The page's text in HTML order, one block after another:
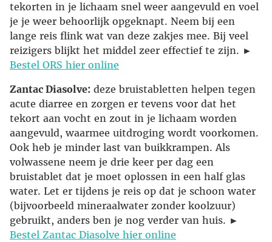
tekorten in je lichaam snel weer aangevuld en voel
je je weer behoorlijk opgeknapt. Neem bij een
lange reis flink wat van deze zakjes mee. Bij veel
reizigers blijkt het middel zeer effectief te zijn. ►
Bestel ORS hier online
Zantac Diasolve: deze bruistabletten helpen tegen
acute diarree en zorgen er tevens voor dat het
tekort aan vocht en zout in je lichaam worden
aangevuld, waarmee uitdroging wordt voorkomen.
Ook heb je minder last van buikkrampen. Als
volwassene neem je drie keer per dag een
bruistablet dat je moet oplossen in een half glas
water. Let er tijdens je reis op dat je schoon water
(bijvoorbeeld mineraalwater zonder koolzuur)
gebruikt, anders ben je nog verder van huis. ►
Bestel Zantac Diasolve hier online